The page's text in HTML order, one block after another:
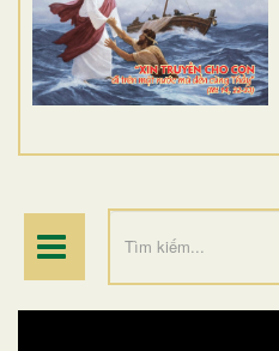
BAN MỤC VỤ
ĐOÀN THỂ CG